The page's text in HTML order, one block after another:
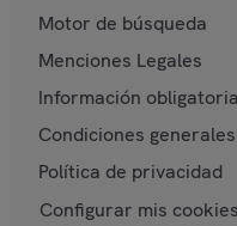
Motor de búsqueda
Menciones Legales
Información obligatoria
Condiciones
Política de privacidad
Configurar mis cookies